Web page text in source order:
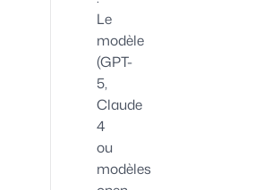
Le
modèle
(GPT-
5,
Claude
4
ou
modèles